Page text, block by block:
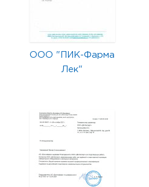
ООО "ПИК-Фарма
Лек"